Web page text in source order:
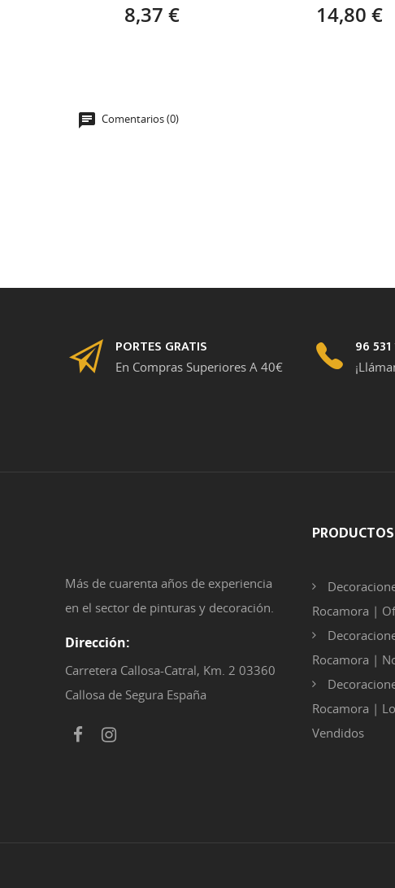
8,37 € 14,80 €
Comentarios (0)
PORTES GRATIS
En Compras Superiores A 40€
96
Más de cuarenta años de experiencia
en el sector de pinturas y decoración.
Dirección:
Carretera Callosa-Catral, Km. 2 03360
Callosa de Segura España
PRODUCTOS
Rocamora |
Rocamora |
Rocamora |
Vendidos